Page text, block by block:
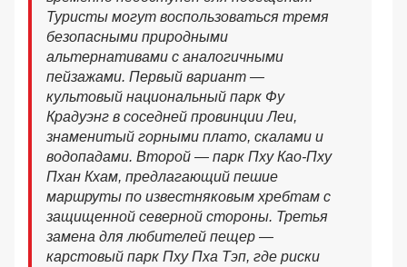
Туристы могут воспользоваться тремя
безопасными природными
альтернативами с аналогичными
пейзажами. Первый вариант —
культовый национальный парк Фу
Крадуэнг в соседней провинции Леи,
знаменитый горными плато, скалами и
водопадами. Второй — парк Пху Као-Пху
Пхан Кхам, предлагающий пешие
маршруты по известняковым хребтам с
защищенной северной стороны. Третья
замена для любителей пещер —
карстовый парк Пху Пха Тэп, где риски